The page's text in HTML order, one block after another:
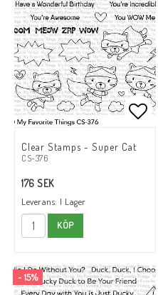
Clear Stamps - Super Cat
CS-376
176 SEK
Leverans: I Lager
KÖP
- 15%